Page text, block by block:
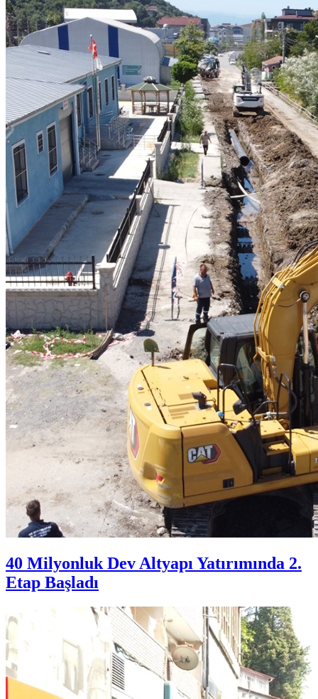
40 Milyonluk Dev Altyapı Yatırımında 2.
Etap Başladı